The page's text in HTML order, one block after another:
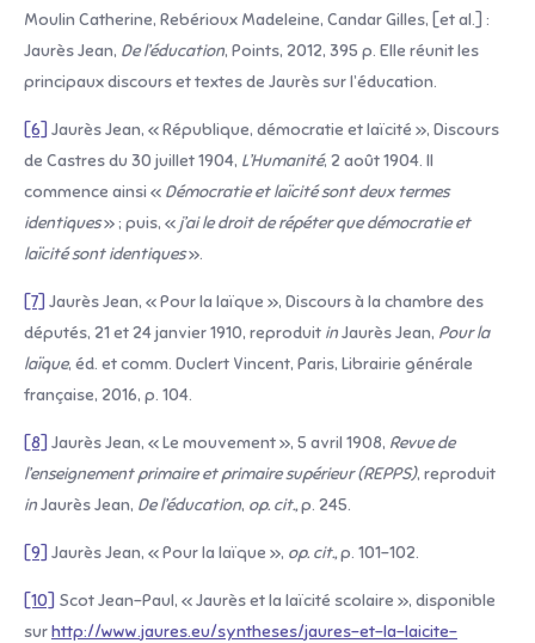
Moulin Catherine, Rebérioux Madeleine, Candar Gilles, [et al.] :
Jaurès Jean, De l’éducation, Points, 2012, 395 p. Elle réunit les
principaux discours et textes de Jaurès sur l’éducation.
[6] Jaurès Jean, « République, démocratie et laïcité », Discours
de Castres du 30 juillet 1904, L’Humanité, 2 août 1904. Il
commence ainsi « Démocratie et laïcité sont deux termes
identiques» ; puis, « j’ai le droit de répéter que démocratie et
laïcité sont identiques».
[7] Jaurès Jean, « Pour la laïque », Discours à la chambre des
députés, 21 et 24 janvier 1910, reproduit inJaurès Jean, Pour la
laïque, éd. et comm. Duclert Vincent, Paris, Librairie générale
française, 2016, p. 104.
[8] Jaurès Jean, « Le mouvement », 5 avril 1908, Revue de
l’enseignement primaire et primaire supérieur (REPPS), reproduit
inJaurès Jean, De l’éducation, op. cit.,p. 245.
[9] Jaurès Jean, « Pour la laïque », op. cit.,p. 101-102.
[10] Scot Jean-Paul, « Jaurès et la laïcité scolaire », disponible
surhttp://www.jaures.eu/syntheses/jaures-et-la-laicite-